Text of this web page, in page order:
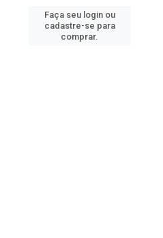
Faça seu login ou
cadastre-se para
comprar.